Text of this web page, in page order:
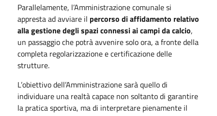
Parallelamente, l’Amministrazione comunale si
appresta ad avviare il percorso di affidamento relativo
alla gestione degli spazi connessi ai campi da calcio,
un passaggio che potrà avvenire solo ora, a fronte della
completa regolarizzazione e certificazione delle
strutture.
L’obiettivo dell’Amministrazione sarà quello di
individuare una realtà capace non soltanto di garantire
la pratica sportiva, ma di interpretare pienamente il